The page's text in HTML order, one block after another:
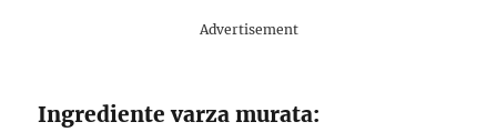
Advertisement
Ingrediente varza murata: